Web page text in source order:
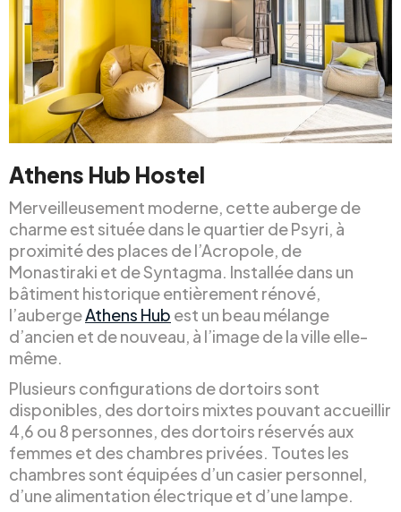
Athens Hub Hostel
Merveilleusement moderne, cette auberge de
charme est située dans le quartier de Psyri, à
proximité des places de l’Acropole, de
Monastiraki et de Syntagma. Installée dans un
bâtiment historique entièrement rénové,
l’aubergeAthens Hub est un beau mélange
d’ancien et de nouveau, à l’image de la ville elle-
même.
Plusieurs configurations de dortoirs sont
disponibles, des dortoirs mixtes pouvant accueillir
4,6 ou 8 personnes, des dortoirs réservés aux
femmes et des chambres privées. Toutes les
chambres sont équipées d’un casier personnel,
d’une alimentation électrique et d’une lampe.